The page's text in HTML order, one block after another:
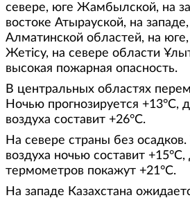
севере, юге Жамбылской, на
востоке Атырауской, на
Алматинской областей, на
Жетісу, на севере области
высокая пожарная опасность.
В центральных областях
Ночью прогнозируется +13°С,
воздуха составит +26°С.
На севере страны без
воздуха ночью составит
термометров покажут +21°С.
На западе Казахстана